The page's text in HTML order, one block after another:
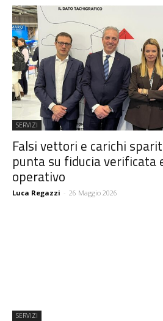
SERVIZI
Falsi vettori e carichi
punta su fiducia verificata
operativo
Luca Regazzi - 26 Maggio 2026
SERVIZI